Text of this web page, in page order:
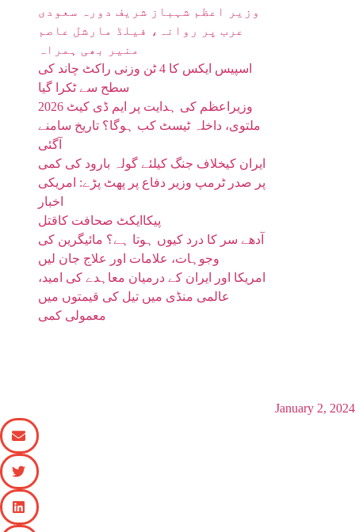
وزیر اعظم شہباز شریف دورہ سعودی
عرب پر روانہ، فیلڈ مارشل عاصم
منیر بھی ہمراہ
اسپیس ایکس کا 4 ٹن وزنی راکٹ چاند کی
سطح سے ٹکرا گیا
وزیراعظم کی ہدایت پر ایم ڈی کیٹ 2026
ملتوی، داخلہ ٹیسٹ کب ہوگا؟ تاریخ سامنے
آگئی
ایران کیخلاف جنگ کیلئے گولہ بارود کی کمی
پر صدر ٹرمپ وزیر دفاع پر پھٹ پڑے: امریکی
اخبار
پیکاایکٹ صحافت کاقتل
آدھے سر کا درد کیوں ہوتا ہے؟ مائیگرین کی
وجوہات، علامات اور علاج جان لیں
امریکا اور ایران کے درمیان معاہدے کی امید،
عالمی منڈی میں تیل کی قیمتوں میں
معمولی کمی
January 2, 2024